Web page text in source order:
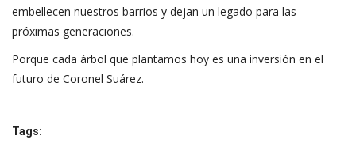
embellecen nuestros barrios y dejan un legado para las
próximas generaciones.
Porque cada árbol que plantamos hoy es una inversión en el
futuro de Coronel Suárez.
Tags: